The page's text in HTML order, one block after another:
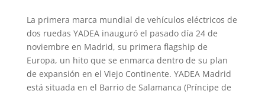
La primera marca mundial de vehículos eléctricos de
dos ruedas YADEA inauguró el pasado día 24 de
noviembre en Madrid, su primera flagship de
Europa, un hito que se enmarca dentro de su plan
de expansión en el Viejo Continente. YADEA Madrid
está situada en el Barrio de Salamanca (Príncipe de